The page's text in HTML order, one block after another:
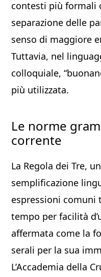
contesti più formali
separazione delle
senso di maggiore
Tuttavia, nel
colloquiale,
più utilizzata.
Le norme
corrente
La Regola dei Tre,
semplificazione
espressioni comuni
tempo per facilità
affermata come la
serali per la sua
L’Accademia della